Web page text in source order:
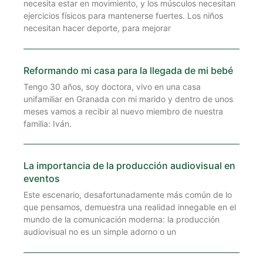
necesita estar en movimiento, y los músculos necesitan
ejercicios físicos para mantenerse fuertes. Los niños
necesitan hacer deporte, para mejorar
Reformando mi casa para la llegada de mi bebé
Tengo 30 años, soy doctora, vivo en una casa
unifamiliar en Granada con mi marido y dentro de unos
meses vamos a recibir al nuevo miembro de nuestra
familia: Iván.
La importancia de la producción audiovisual en
eventos
Este escenario, desafortunadamente más común de lo
que pensamos, demuestra una realidad innegable en el
mundo de la comunicación moderna: la producción
audiovisual no es un simple adorno o un